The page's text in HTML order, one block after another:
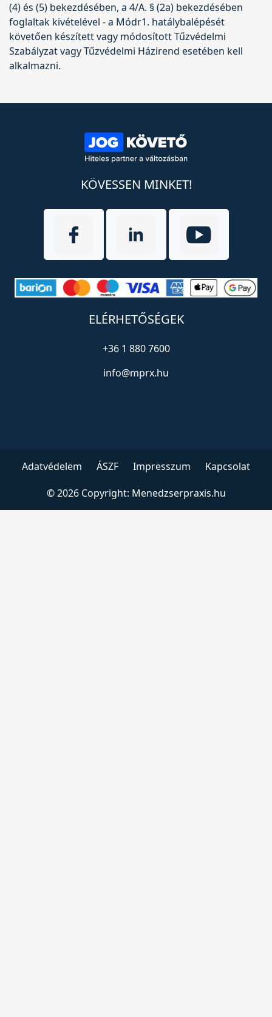
(4) és (5) bekezdésében, a 4/A. § (2a) bekezdésében
foglaltak kivételével - a Módr1. hatálybalépését
követően készített vagy módosított Tűzvédelmi
Szabályzat vagy Tűzvédelmi Házirend esetében kell
alkalmazni.
KÖVESSEN MINKET!
ELÉRHETŐSÉGEK
+36 1 880 7600
info@mprx.hu
Adatvédelem ÁSZF Impresszum
Kapcsolat
© 2026 Copyright: Menedzserpraxis.hu